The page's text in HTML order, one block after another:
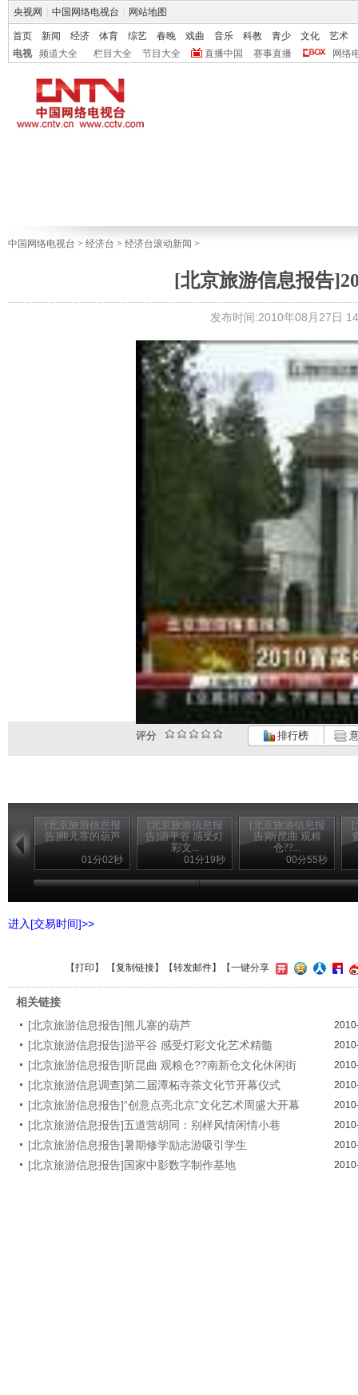
央视网 中国网络电视台 网站地图
首页 新闻 经济 体育 综艺 春晚 戏曲 音乐 科教 青少 文化
艺术
电视
频道大全 栏目大全 节目大全 直播中国 赛事直播 网络
中国网络电视台 > 经济台 > 经济台滚动新闻 >
[北京旅游信息报告
发布时间:2010年08月27日
评分 排行榜
[北京旅游信息报
告]熊儿寨的葫芦
01分02秒
[北京旅游信息报
告]游平谷 感受灯
彩文...
01分19秒
[北京旅游信息报
告]听昆曲 观粮
仓??...
00分55秒
[
进入[交易时间]>>
【打印 】 【复制链接】【转发邮件】 【一键分享
相关链接
[北京旅游信息报告]熊儿寨的葫芦
[北京旅游信息报告]游平谷 感受灯彩文化艺术精髓
[北京旅游信息报告]听昆曲 观粮仓??南新仓文化休闲街
[北京旅游信息调查]第二届潭柘寺茶文化节开幕仪式
[北京旅游信息报告]“创意点亮北京”文化艺术周盛大开幕
[北京旅游信息报告]五道营胡同：别样风情闲情小巷
[北京旅游信息报告]暑期修学励志游吸引学生
[北京旅游信息报告]国家中影数字制作基地